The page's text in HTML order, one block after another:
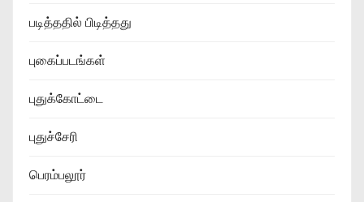
படித்ததில் பிடித்தது
புகைப்படங்கள்
புதுக்கோட்டை
புதுச்சேரி
பெரம்பலூர்